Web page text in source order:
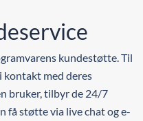
kundestøtte. Til
kontakt med deres
bruker, tilbyr de 24/7
få støtte via live chat og e-